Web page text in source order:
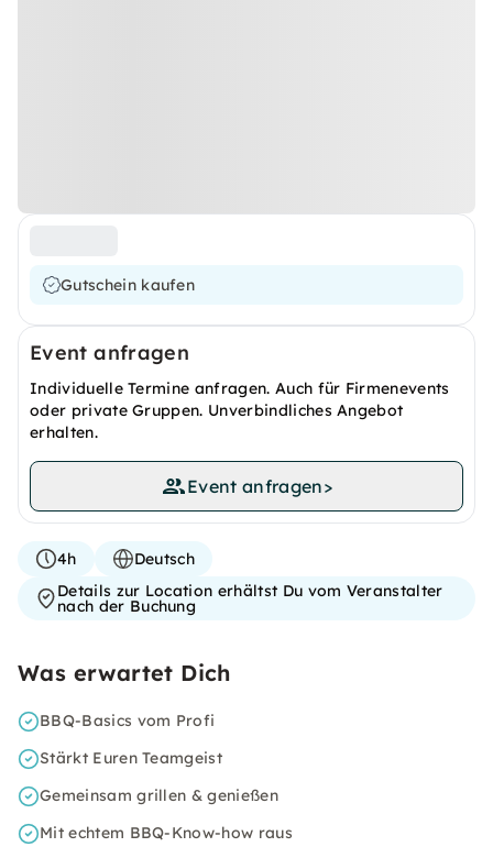
Gutschein kaufen
Event anfragen
Individuelle Termine anfragen. Auch für Firmenevents
oder private Gruppen. Unverbindliches Angebot
erhalten.
Event anfragen>
4h
Deutsch
Details zur Location erhältst Du vom Veranstalter
nach der Buchung
Was erwartet Dich
BBQ-Basics vom Profi
Stärkt Euren Teamgeist
Gemeinsam grillen & genießen
Mit echtem BBQ-Know-how raus